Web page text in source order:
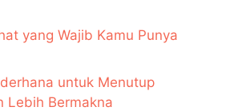
yang Wajib Kamu Punya
untuk Menutup
Lebih Bermakna